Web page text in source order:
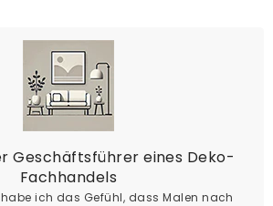
Geschäftsführer eines Deko-
Fachhandels
habe ich das Gefühl, dass Malen nach